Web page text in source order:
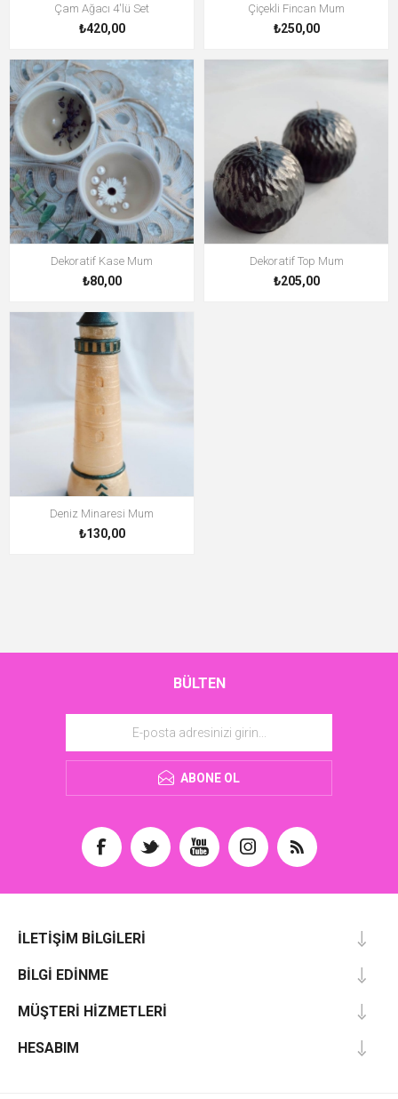
Çam Ağacı 4'lü Set
₺420,00
Çiçekli Fincan Mum
₺250,00
Dekoratif Kase Mum
₺80,00
Dekoratif Top Mum
₺205,00
Deniz Minaresi Mum
₺130,00
BÜLTEN
ABONE OL
İLETIŞIM BILGILERI
BILGI EDINME
MÜŞTERI HIZMETLERI
HESABIM